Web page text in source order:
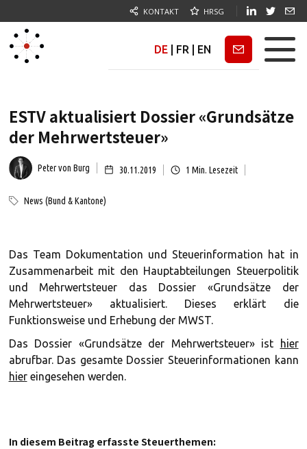
KONTAKT HRSG
DE FR EN Newsletter
ESTV aktualisiert Dossier «Grundsätze
der Mehrwertsteuer»
Peter von Burg 30.11.2019 1 Min. Lesezeit
News (Bund & Kantone)
Das Team Dokumentation und Steuerinformation hat in
Zusammenarbeit mit den Hauptabteilungen Steuerpolitik
und Mehrwertsteuer das Dossier «Grundsätze der
Mehrwertsteuer» aktualisiert. Dieses erklärt die
Funktionsweise und Erhebung der MWST.
Das Dossier «Grundsätze der Mehrwertsteuer» ist
hier
abrufbar. Das gesamte Dossier Steuerinformationen kann
hiereingesehen werden.
In diesem Beitrag erfasste Steuerthemen: